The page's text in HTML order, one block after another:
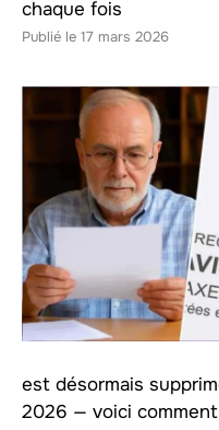
chaque fois
17 mars 2026
est désormais
2026 — voici